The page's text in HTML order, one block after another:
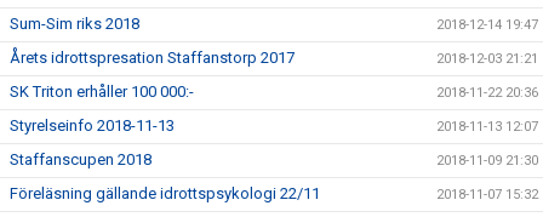
Sum-Sim riks 2018 2018-12-14 19:47
Årets idrottspresation Staffanstorp 2017 2018-12-03 21:21
SK Triton erhåller 100 000:- 2018-11-22 20:36
Styrelseinfo 2018-11-13 2018-11-13 12:07
Staffanscupen 2018 2018-11-09 21:30
Föreläsning gällande idrottspsykologi 22/11 2018-11-07 15:32